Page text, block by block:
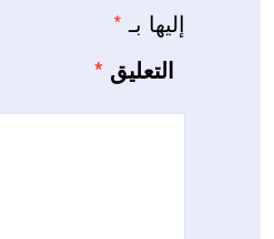
إليها بـ *
التعليق *